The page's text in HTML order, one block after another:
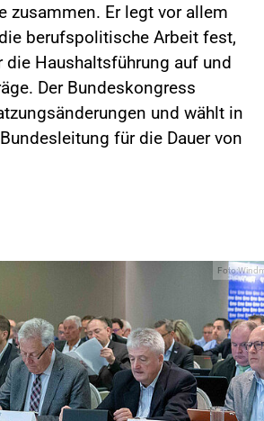
zusammen. Er legt vor allem
berufspolitische Arbeit fest,
Haushaltsführung auf und
Der Bundeskongress
und wählt in
für die Dauer von